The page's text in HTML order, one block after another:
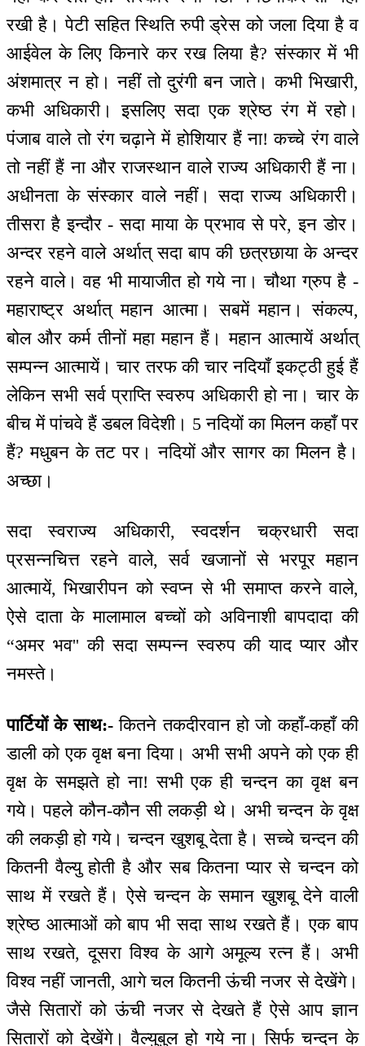
रखी है। पेटी सहित स्थिति रुपी ड्रेस को जला दिया है व
आईवेल के लिए किनारे कर रख लिया है? संस्कार में भी
अंशमात्र न हो। नहीं तो दुरंगी बन जाते। कभी भिखारी,
कभी अधिकारी। इसलिए सदा एक श्रेष्ठ रंग में रहो।
पंजाब वाले तो रंग चढ़ाने में होशियार हैं ना! कच्चे रंग वाले
तो नहीं हैं ना और राजस्थान वाले राज्य अधिकारी हैं ना।
अधीनता के संस्कार वाले नहीं। सदा राज्य अधिकारी।
तीसरा है इन्दौर - सदा माया के प्रभाव से परे, इन डोर।
अन्दर रहने वाले अर्थात् सदा बाप की छत्रछाया के अन्दर
रहने वाले। वह भी मायाजीत हो गये ना। चौथा ग्रुप है -
महाराष्ट्र अर्थात् महान आत्मा। सबमें महान। संकल्प,
बोल और कर्म तीनों महा महान हैं। महान आत्मायें अर्थात्
सम्पन्न आत्मायें। चार तरफ की चार नदियाँ इकट्ठी हुई हैं
लेकिन सभी सर्व प्राप्ति स्वरुप अधिकारी हो ना। चार के
बीच में पांचवे हैं डबल विदेशी। 5 नदियों का मिलन कहाँ पर
हैं? मधुबन के तट पर। नदियों और सागर का मिलन है।
अच्छा।
सदा स्वराज्य अधिकारी, स्वदर्शन चक्रधारी सदा
प्रसन्नचित्त रहने वाले, सर्व खजानों से भरपूर महान
आत्मायें, भिखारीपन को स्वप्न से भी समाप्त करने वाले,
ऐसे दाता के मालामाल बच्चों को अविनाशी बापदादा की
“अमर भव'' की सदा सम्पन्न स्वरुप की याद प्यार और
नमस्ते।
पार्टियों के साथ:-कितने तकदीरवान हो जो कहाँ-कहाँ की
डाली को एक वृक्ष बना दिया। अभी सभी अपने को एक ही
वृक्ष के समझते हो ना! सभी एक ही चन्दन का वृक्ष बन
गये। पहले कौन-कौन सी लकड़ी थे। अभी चन्दन के वृक्ष
की लकड़ी हो गये। चन्दन खुशबू देता है। सच्चे चन्दन की
कितनी वैल्यु होती है और सब कितना प्यार से चन्दन को
साथ में रखते हैं। ऐसे चन्दन के समान खुशबू देने वाली
श्रेष्ठ आत्माओं को बाप भी सदा साथ रखते हैं। एक बाप
साथ रखते, दूसरा विश्व के आगे अमूल्य रत्न हैं। अभी
विश्व नहीं जानती, आगे चल कितनी ऊंची नजर से देखेंगे।
जैसे सितारों को ऊंची नजर से देखते हैं ऐसे आप ज्ञान
सितारों को देखेंगे। वैल्युबुल हो गये ना। सिर्फ चन्दन के